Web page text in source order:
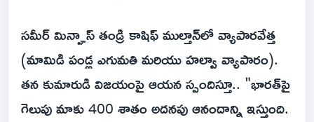
సమీర్ మిన్హాస్ తండ్రి కాషిఫ్ ముల్తాన్‌లో వ్యాపారవేత్త
(మామిడి పండ్ల ఎగుమతి మరియు హల్వా వ్యాపారం).
తన కుమారుడి విజయంపై ఆయన స్పందిస్తూ.. "భారత్‌పై
గెలుపు మాకు 400 శాతం అదనపు ఆనందాన్ని ఇస్తుంది.